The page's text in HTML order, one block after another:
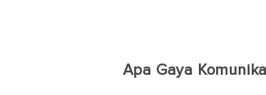
Apa Gaya